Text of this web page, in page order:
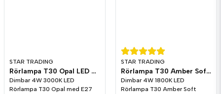
STAR TRADING
Rörlampa T30 Opal LED 245lm E27 3000K Dim
Dimbar 4W 3000K LED
Rörlampa T30 Opal med E27
STAR TRADING
Rörlampa T30 Amber Soft Glow LED 200lm E27 1800K Dim
Dimbar 4W 1800K LED
Rörlampa T30 Amber Soft